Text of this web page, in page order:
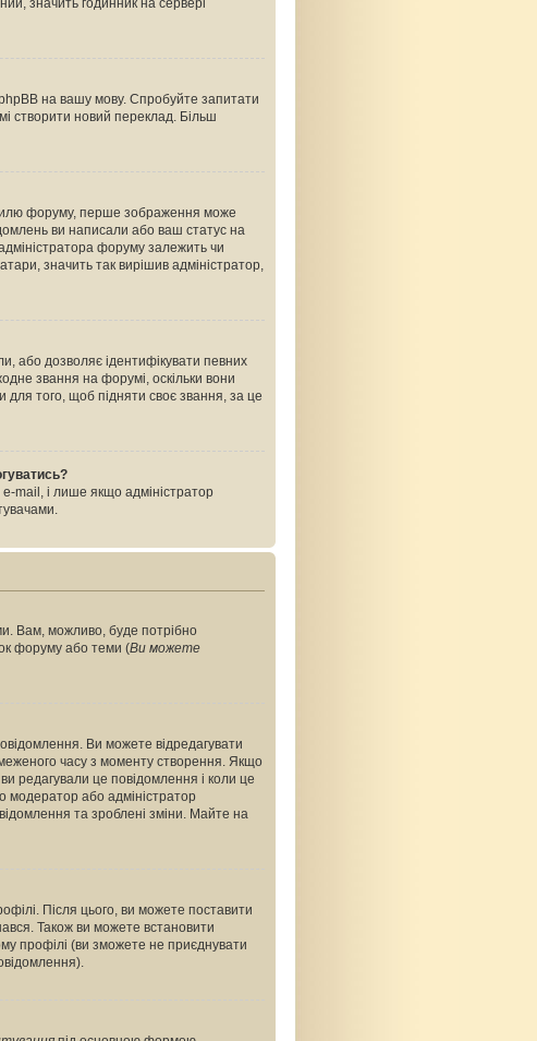
значить годинник на сервері
на вашу мову. Спробуйте запитати
створити новий переклад. Більш
форуму, перше зображення може
ви написали або ваш статус на
форуму залежить чи
значить так вирішив адміністратор,
або дозволяє ідентифікувати певних
звання на форумі, оскільки вони
для того, щоб підняти своє звання, за це
mail, і лише якщо адміністратор
Вам, можливо, буде потрібно
форуму або теми (Ви можете
Ви можете відредагувати
часу з моменту створення. Якщо
редагували це повідомлення і коли це
модератор або адміністратор
та зроблені зміни. Майте на
Після цього, ви можете поставити
Також ви можете встановити
профілі (ви зможете не приєднувати